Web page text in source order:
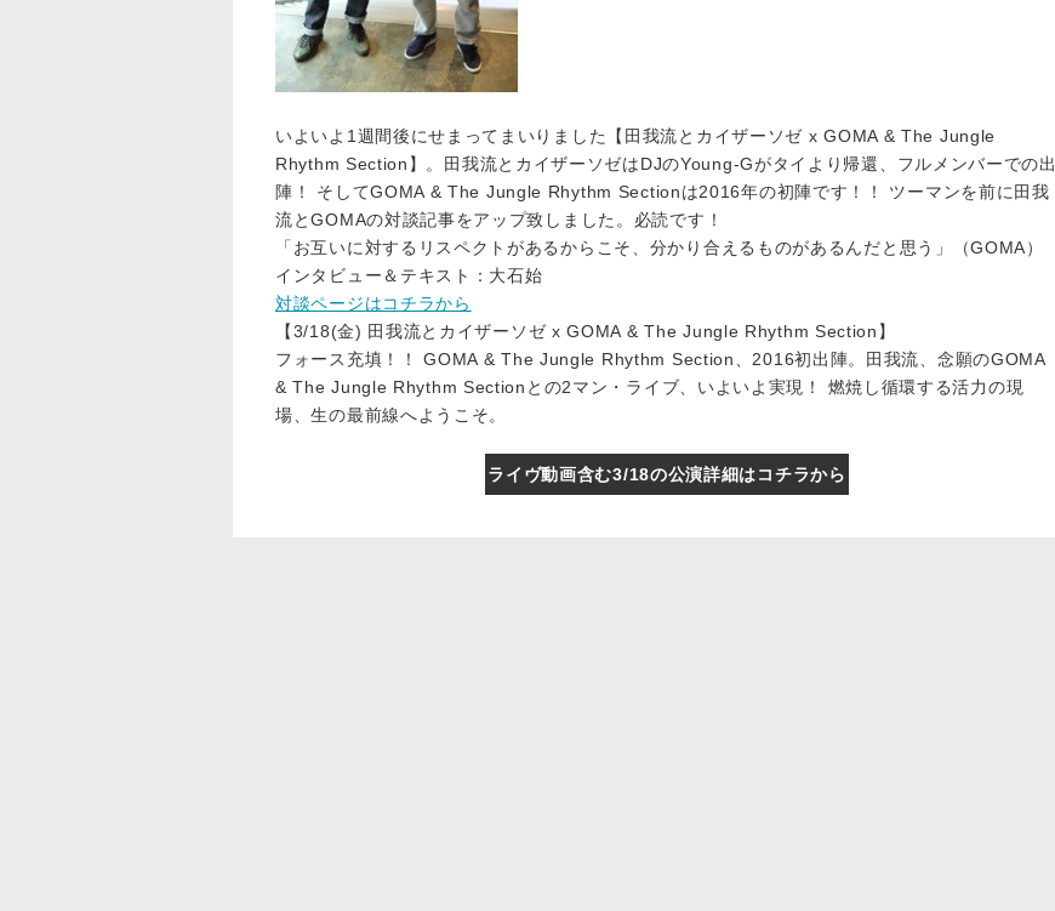
いよいよ1週間後にせまってまいりました【田我流とカイザーソゼ x GOMA & The Jungle
Rhythm Section】。田我流とカイザーソゼはDJのYoung-Gがタイより帰還、フルメンバーでの出
陣！ そしてGOMA & The Jungle Rhythm Sectionは2016年の初陣です！！ ツーマンを前に田我
流とGOMAの対談記事をアップ致しました。必読です！
「お互いに対するリスペクトがあるからこそ、分かり合えるものがあるんだと思う」（GOMA）
インタビュー＆テキスト：大石始
対談ページはコチラから
【3/18(金) 田我流とカイザーソゼ x GOMA & The Jungle Rhythm Section】
フォース充填！！ GOMA & The Jungle Rhythm Section、2016初出陣。田我流、念願のGOMA
& The Jungle Rhythm Sectionとの2マン・ライブ、いよいよ実現！ 燃焼し循環する活力の現
場、生の最前線へようこそ。
ライヴ動画含む3/18の公演詳細はコチラから